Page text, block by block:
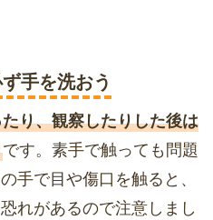
手を洗おう
り、観察したりした後は
です。素手で触っても問題
手で目や傷口を触ると、
れがあるので注意しまし